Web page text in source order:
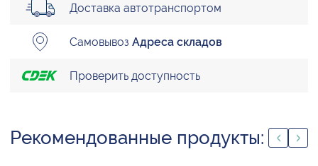
Доставка автотранспортом
Самовывоз Адреса складов
Проверить доступность
Рекомендованные продукты: